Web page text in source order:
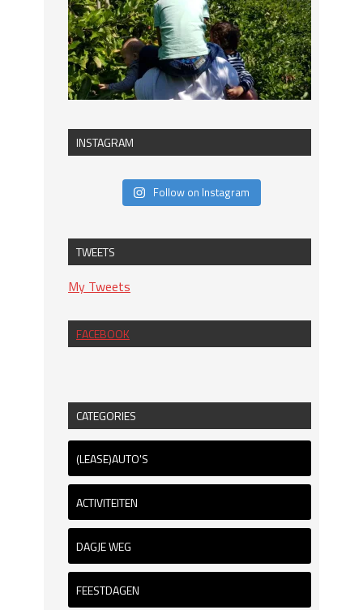
INSTAGRAM
Follow on Instagram
TWEETS
My Tweets
FACEBOOK
CATEGORIES
(LEASE)AUTO'S
ACTIVITEITEN
DAGJE WEG
FEESTDAGEN